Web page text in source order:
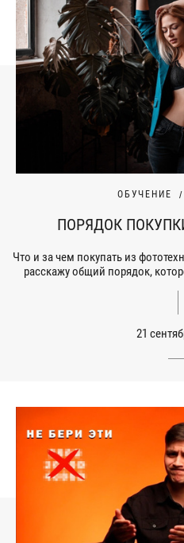
ОБУЧЕНИЕ
ПОРЯДОК
Что и за чем покупать из
расскажу общий порядок,
21